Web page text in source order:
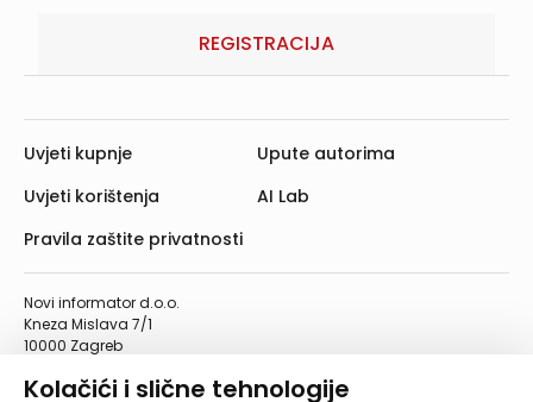
Kolačići i slične tehnologije
REGISTRACIJA
Novi informator d.o.o.
Kneza Mislava 7/1
10000 Zagreb
Telefaks: 01/4612-553
Uvjeti kupnje
Uvjeti korištenja
Pravila zaštite privatnosti
Upute autorima
AI Lab